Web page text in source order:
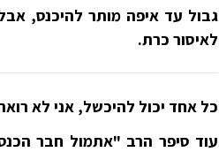
גבול עד איפה מותר להיכנס,
לאיסור כרת.
כל אחד יכול להיכשל, אני לא
עוד סיפר הרב "אתמול חבר